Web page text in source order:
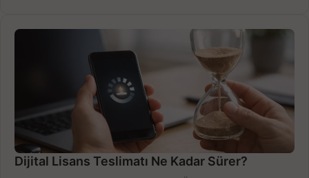
Dijital Lisans Teslimatı Ne Kadar Sürer?